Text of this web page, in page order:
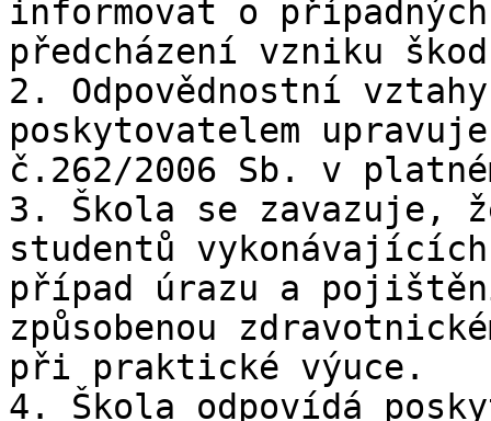
informovat o
předcházení vzniku
2. Odpovědnostní
poskytovatelem
č.262/2006 Sb. v
3. Škola se
studentů
případ úrazu a
způsobenou
při praktické výuce.
4. Škola odpovídá